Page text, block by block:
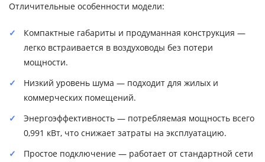
Отличительные особенности модели:
Компактные габариты и продуманная конструкция —
легко встраивается в воздуховоды без потери
мощности.
Низкий уровень шума — подходит для жилых и
коммерческих помещений.
Энергоэффективность — потребляемая мощность всего
0,991 кВт, что снижает затраты на эксплуатацию.
Простое подключение — работает от стандартной сети